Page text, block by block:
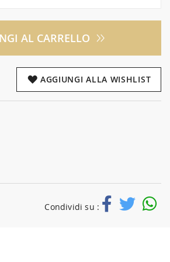
AL CARRELLO
AGGIUNGI ALLA WISHLIST
Condividi su :